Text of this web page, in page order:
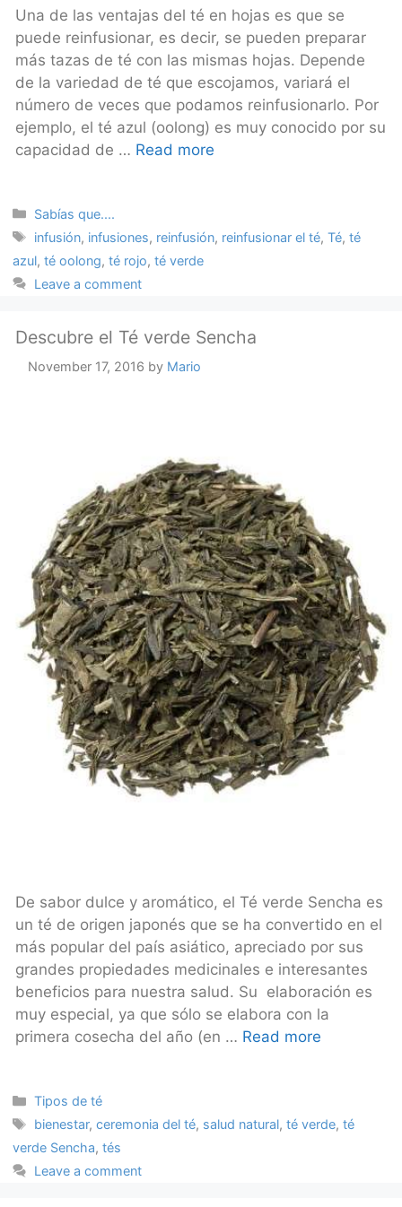
Una de las ventajas del té en hojas es que se
puede reinfusionar, es decir, se pueden preparar
más tazas de té con las mismas hojas. Depende
de la variedad de té que escojamos, variará el
número de veces que podamos reinfusionarlo. Por
ejemplo, el té azul (oolong) es muy conocido por su
capacidad de … Read more
Categories
Sabías que....
Tags
infusión, infusiones, reinfusión, reinfusionar el té, Té, té
azul,té oolong,té rojo,té verde
Leave a comment
Descubre el Té verde Sencha
November 17, 2016 by Mario
De sabor dulce y aromático, el Té verde Sencha es
un té de origen japonés que se ha convertido en el
más popular del país asiático, apreciado por sus
grandes propiedades medicinales e interesantes
beneficios para nuestra salud. Su elaboración es
muy especial, ya que sólo se elabora con la
primera cosecha del año (en … Read more
Categories
Tipos de té
Tags
bienestar, ceremonia del té, salud natural, té verde, té
verde Sencha,tés
Leave a comment